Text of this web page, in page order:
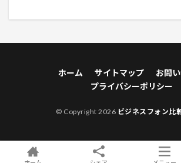
ホーム サイトマップ
お問
プライバシーポリシー
© Copyright 2026 ビジネスフォン比